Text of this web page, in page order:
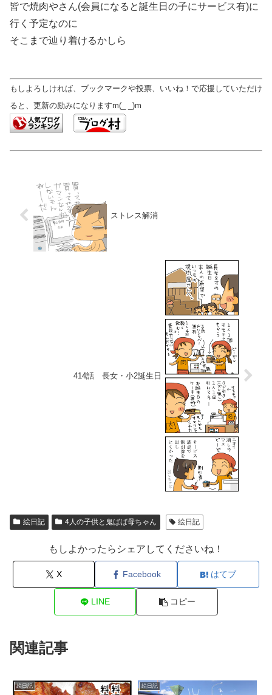
皆で焼肉やさん(会員になると誕生日の子にサービス有)に
行く予定なのに
そこまで辿り着けるかしら
もしよろしければ、ブックマークや投票、いいね！で応援していただけ
ると、更新の励みになりますm(_ _)m
ストレス解消
414話 長女・小2誕生日
絵日記 4人の子供と鬼ばば母ちゃん 絵日記
もしよかったらシェアしてくださいね！
X Facebook はてブ
LINE コピー
関連記事
絵日記 絵日記